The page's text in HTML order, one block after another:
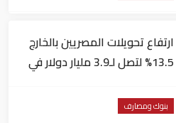
ارتفاع تحويلات المصريين بالخارج
13.5% لتصل لـ3.9 مليار دولار في
بنوك ومصارف